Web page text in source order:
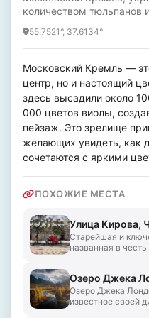
количеством тюльпанов
55.7521°, 37.6134°
Московский Кремль —
центр, но и настоящий
здесь высадили около
000 цветов виолы,
пейзаж. Это зрелище
желающих увидеть, как
сочетаются с яркими
ПОХОЖИЕ МЕСТА
Улица Кирова,
Старейшая и
названная в
Озеро Джека
Озеро Джека
известное своей